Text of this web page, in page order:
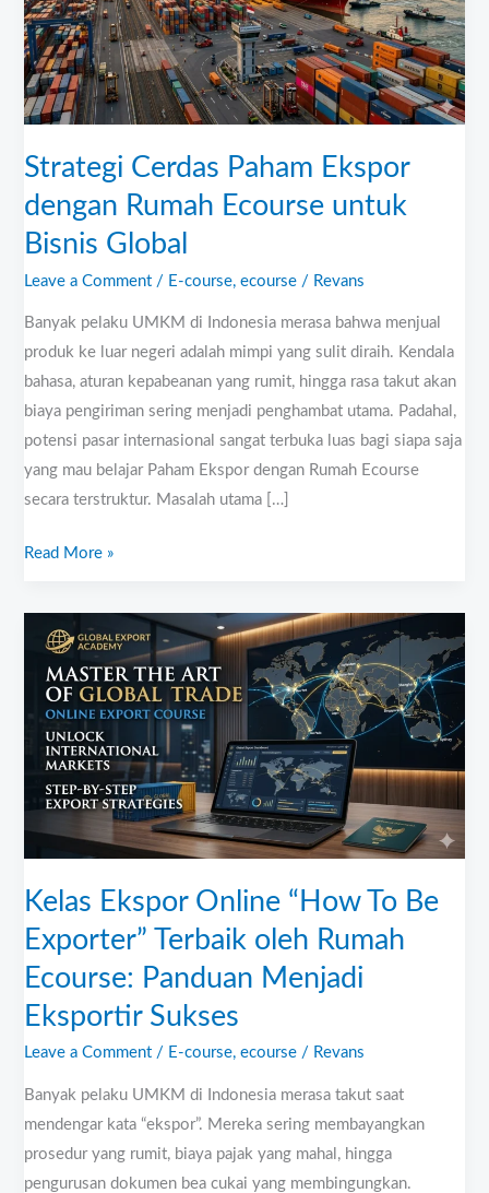
Strategi Cerdas Paham Ekspor
dengan Rumah Ecourse untuk
Bisnis Global
Leave a Comment / E-course,ecourse / Revans
Banyak pelaku UMKM di Indonesia merasa bahwa menjual
produk ke luar negeri adalah mimpi yang sulit diraih. Kendala
bahasa, aturan kepabeanan yang rumit, hingga rasa takut akan
biaya pengiriman sering menjadi penghambat utama. Padahal,
potensi pasar internasional sangat terbuka luas bagi siapa saja
yang mau belajar Paham Ekspor dengan Rumah Ecourse
secara terstruktur. Masalah utama […]
dengan
Rumah
Ecourse
untuk
Bisnis
Global
Read More »
Kelas Ekspor Online “How To Be
Exporter” Terbaik oleh Rumah
Ecourse: Panduan Menjadi
Eksportir Sukses
Leave a Comment / E-course,ecourse / Revans
Banyak pelaku UMKM di Indonesia merasa takut saat
mendengar kata “ekspor”. Mereka sering membayangkan
prosedur yang rumit, biaya pajak yang mahal, hingga
pengurusan dokumen bea cukai yang membingungkan.
Kelas
Ekspor
Online
“How
Exporter”
Terbaik
oleh
Rumah
Panduan
Menjadi
Eksportir